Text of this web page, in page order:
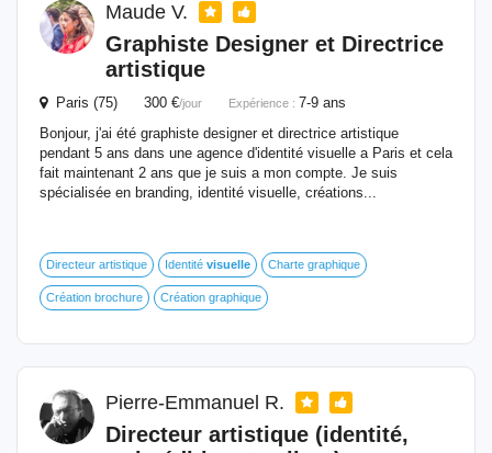
Maude V.
Graphiste Designer et Directrice
artistique
Paris (75) 300 €/jour Expérience : 7-9 ans
Bonjour, j'ai été graphiste designer et directrice artistique
pendant 5 ans dans une agence d'identité visuelle a Paris et cela
fait maintenant 2 ans que je suis a mon compte. Je suis
spécialisée en branding, identité visuelle, créations...
Directeur artistique Identité visuelle Charte graphique
Création brochure Création graphique
Pierre-Emmanuel R.
Directeur artistique (identité,